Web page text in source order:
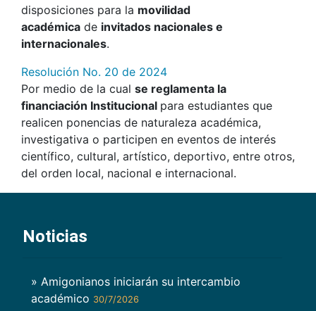
disposiciones para la movilidad
académica de invitados nacionales e
internacionales.
Resolución No. 20 de 2024
Por medio de la cual se reglamenta la
financiación Institucional para estudiantes que
realicen ponencias de naturaleza académica,
investigativa o participen en eventos de interés
científico, cultural, artístico, deportivo, entre otros,
del orden local, nacional e internacional.
Noticias
» Amigonianos iniciarán su intercambio
académico 30/7/2026